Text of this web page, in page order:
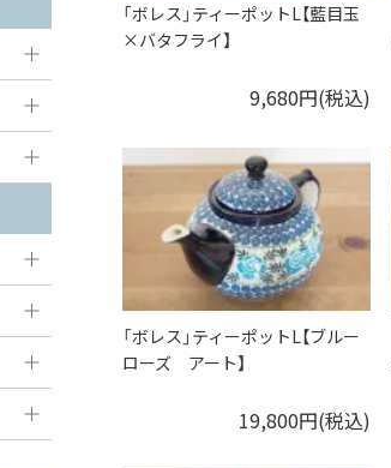
「ボレス」ティーポットL【藍目玉
×バタフライ】
9,680円(税込)
「ボレス」ティーポットL【ブルー
ローズ アート】
19,800円(税込)